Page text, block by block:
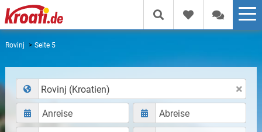
Rovinj Seite 5
Rovinj (Kroatien)